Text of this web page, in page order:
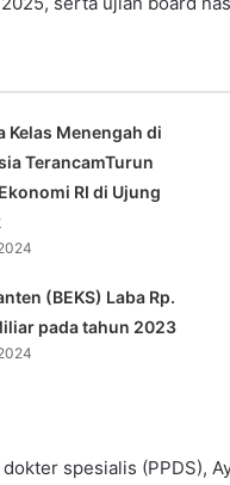
Kelas Menengah di
TerancamTurun
RI di Ujung
(BEKS) Laba Rp.
pada tahun 2023
spesialis (PPDS),